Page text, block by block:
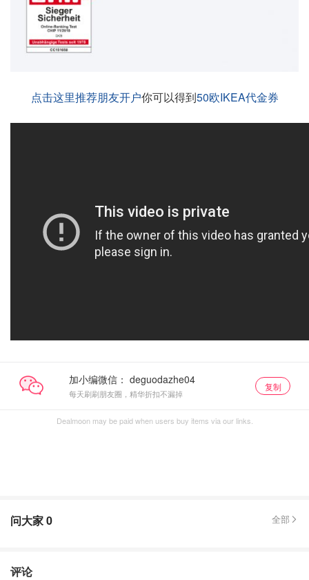
点击这里推荐朋友开户你可以得到50欧IKEA代金券
加小编微信：
每天刷刷朋友圈，精华折扣不漏掉
复制
Dealmoon may be paid when users buy items via our links.
问大家0 全部
评论